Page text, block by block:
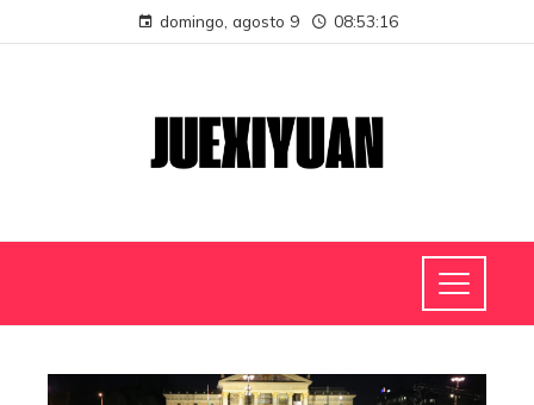
domingo, agosto 9 08:53:16